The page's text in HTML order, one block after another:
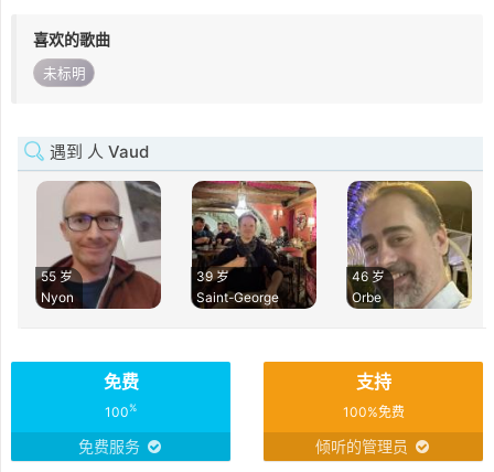
喜欢的歌曲
未标明
遇到 人 Vaud
55 岁
Nyon
39 岁
Saint-George
46 岁
Orbe
免费
100%
免费服务
支持
100%免费
倾听的管理员